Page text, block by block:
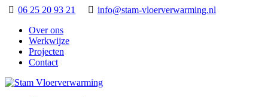
06 25 20 93 21
info@stam-vloerverwarming.nl
Over ons
Werkwijze
Projecten
Contact